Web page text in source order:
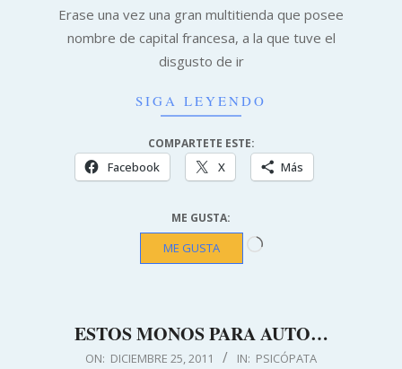
28
Erase una vez una gran multitienda que posee
nombre de capital francesa, a la que tuve el
disgusto de ir
SIGA LEYENDO
COMPARTETE ESTE:
Facebook X Más
ME GUSTA:
ME GUSTA Cargando...
ESTOS MONOS PARA AUTO…
2011-ON: DICIEMBRE 25, 2011 IN: PSICÓPATA